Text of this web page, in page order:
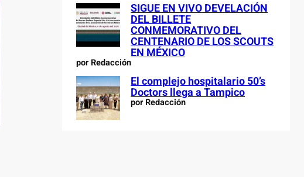
SIGUE EN VIVO DEVELACIÓN
DEL BILLETE
CONMEMORATIVO DEL
CENTENARIO DE LOS SCOUTS
EN MÉXICO
por Redacción
El complejo hospitalario 50’s
Doctors llega a Tampico
por Redacción